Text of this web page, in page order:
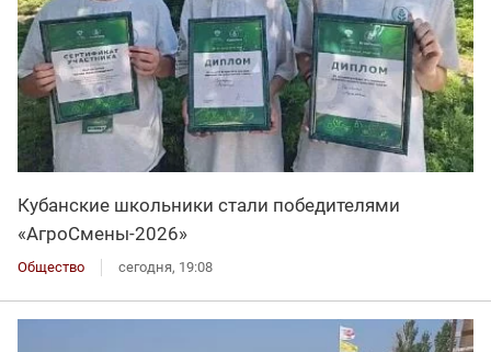
Кубанские школьники стали победителями
«АгроСмены-2026»
Общество сегодня, 19:08